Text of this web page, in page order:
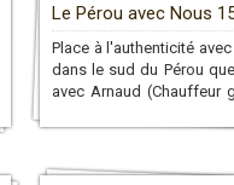
Le Pérou avec Nous
Place à l'authenticité
dans le sud du Pérou
avec Arnaud (Chauffeur
le Pérou profond à
nous n'oublierez jamais!